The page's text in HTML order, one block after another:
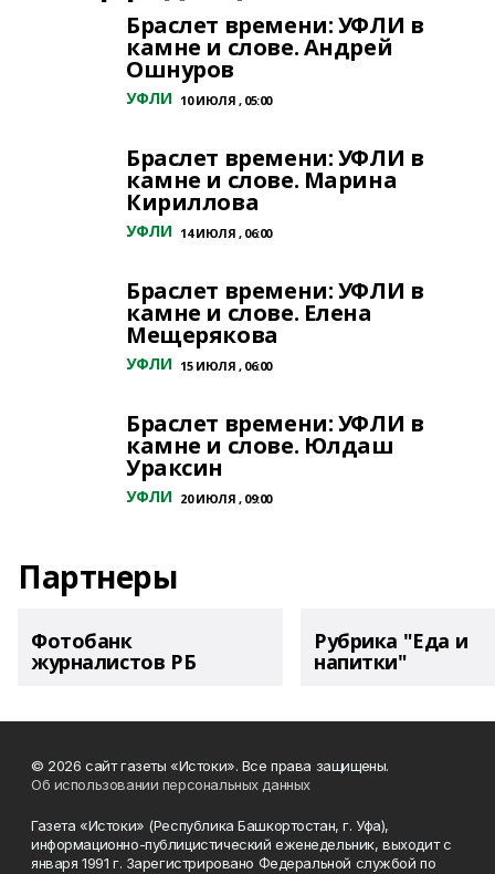
Браслет времени: УФЛИ в
камне и слове. Андрей
Ошнуров
УФЛИ 10 ИЮЛЯ , 05:00
Браслет времени: УФЛИ в
камне и слове. Марина
Кириллова
УФЛИ 14 ИЮЛЯ , 06:00
Браслет времени: УФЛИ в
камне и слове. Елена
Мещерякова
УФЛИ 15 ИЮЛЯ , 06:00
Браслет времени: УФЛИ в
камне и слове. Юлдаш
Ураксин
УФЛИ 20 ИЮЛЯ , 09:00
Партнеры
Фотобанк
журналистов РБ
Рубрика "Еда и
напитки"
© 2026 сайт газеты «Истоки». Все права защищены.
Об использовании персональных данных
Газета «Истоки» (Республика Башкортостан, г. Уфа),
информационно-публицистический еженедельник, выходит с
января 1991 г. Зарегистрировано Федеральной службой по